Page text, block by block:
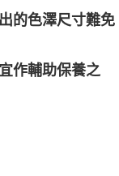
的色澤尺寸難免
作輔助保養之